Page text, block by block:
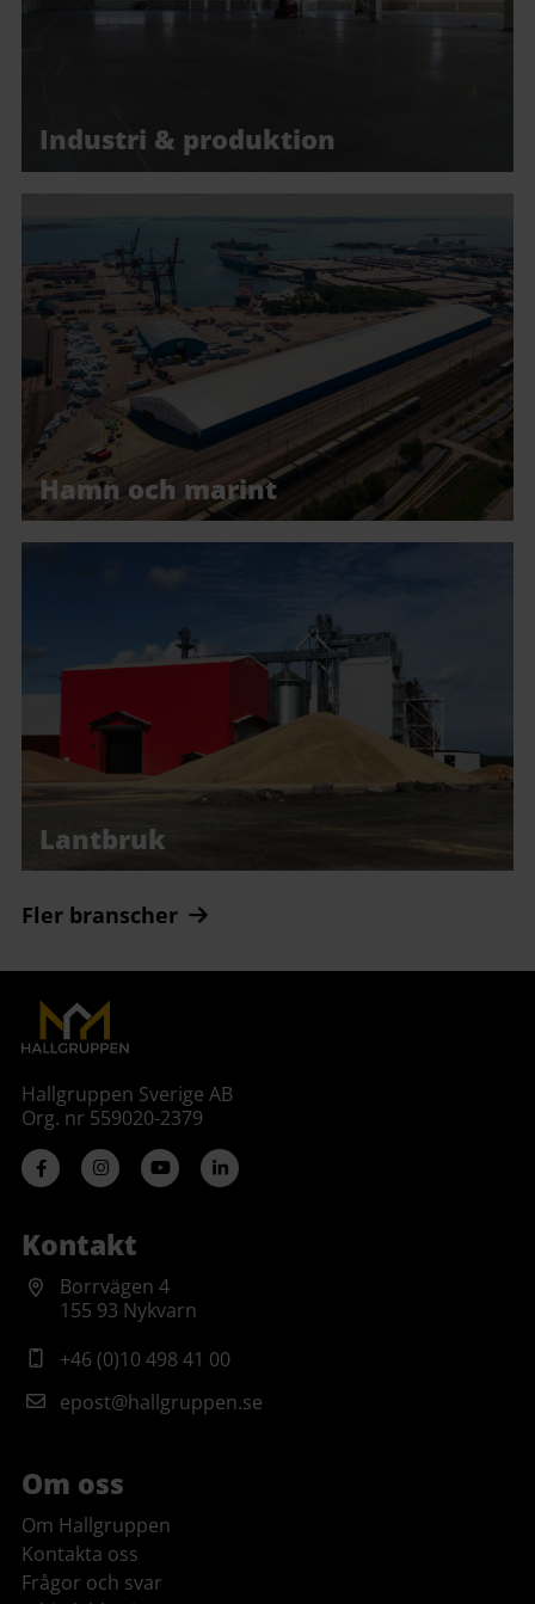
Industri & produktion
Hamn och marint
Lantbruk
Fler branscher
Hallgruppen Sverige AB
Org. nr 559020-2379
Kontakt
Borrvägen 4
155 93 Nykvarn
+46 (0)10 498 41 00
epost@hallgruppen.se
Om oss
Om Hallgruppen
Kontakta oss
Frågor och svar